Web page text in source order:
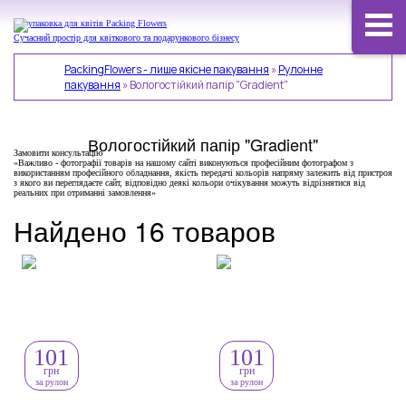
Сучасний простір для квіткового та подарункового бізнесу
PackingFlowers - лише якісне пакування »Рулонне
пакування »Вологостійкий папір "Gradient"
Вологостійкий папір "Gradient"
Замовити консультацію
«Важливо - фотографії товарів на нашому сайті виконуються професійним фотографом з
використанням професійного обладнання, якість передачі кольорів напряму залежить від пристроя
з якого ви переглядаєте сайт, відповідно деякі кольори очікування можуть відрізнятися від
реальних при отриманні замовлення»
Найдено 16 товаров
101
грн
за рулон
101
грн
за рулон